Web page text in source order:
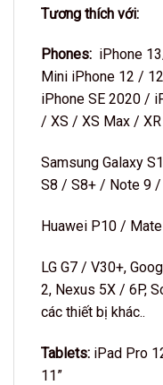
Tương thích với:
Phones: iPhone
Mini iPhone 12 /
iPhone SE 2020 /
/ XS / XS Max /
Samsung Galaxy
S8 / S8+ / Note 9 /
Huawei P10 /
LG G7 / V30+,
2, Nexus 5X / 6P,
các thiết bị khác..
Tablets: iPad Pro
11”